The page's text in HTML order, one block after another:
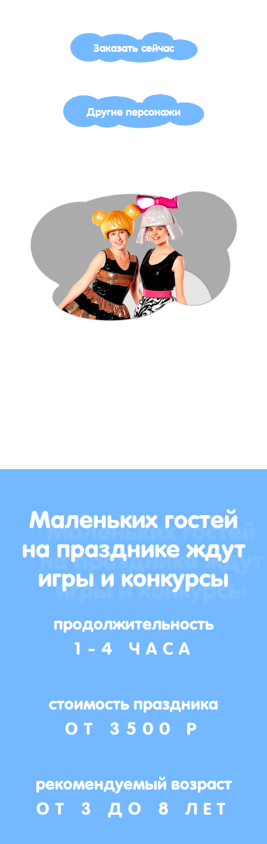
Заказать сейчас
Другие персонажи
Маленьких гостей
на празднике ждут
игры и конкурсы
продолжительность
1-4 ЧАСА
стоимость праздника
ОТ 3500 Р
рекомендуемый возраст
ОТ 3 ДО 8 ЛЕТ